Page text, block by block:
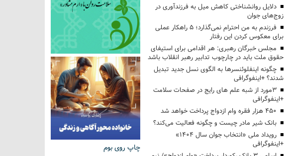
دلایل روانشناختی کاهش میل به فرزندآوری در
زوج‌های جوان
فرزندم به من احترام نمی‌گذارد؛ ۵ راهکار عملی
برای معکوس کردن این رفتار
مجلس خبرگان رهبری: هر اقدامی برای استیفای
حقوق ملت باید در چارچوب تدابیر رهبر انقلاب باشد
چگونه اینفلوئنسرها به الگوی نسل جدید تبدیل
شدند؟ +اینفوگرافی
3مورد از شبه علم های رایج در صفحات سلامت
+اینفوگرافی
۴۵۰ هزار فقره وام ازدواج پرداخت خواهد شد
بانک شیر مادر چیست و چگونه فعالیت می‌کند؟
رویداد ملی «انتخاب جوان سال ۱۴۰۴»
+اینفوگرافی
چاپ روی بوم